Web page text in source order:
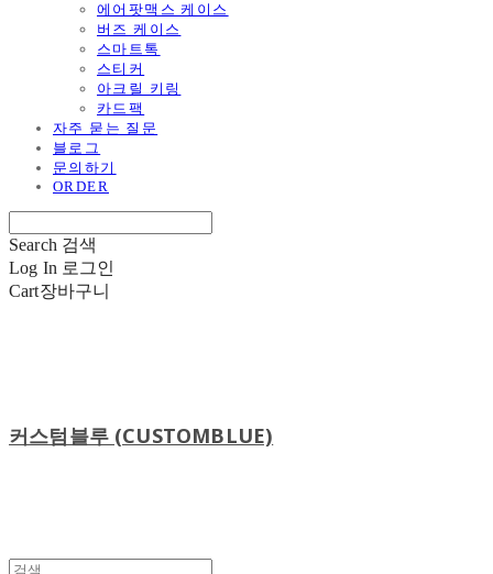
에어팟맥스 케이스
버즈 케이스
스마트톡
스티커
아크릴 키링
카드팩
자주 묻는 질문
블로그
문의하기
ORDER
Search 검색
Log In 로그인
Cart장바구니
커스텀블루 (CUSTOMBLUE)